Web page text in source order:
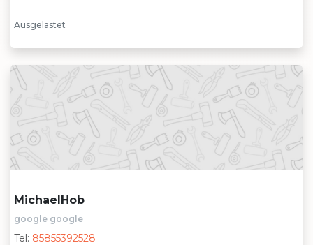
Ausgelastet
MichaelHob
google google
Tel: 85855392528